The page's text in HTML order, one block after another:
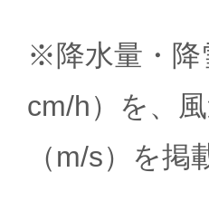
※降水量・降
cm/h）を、
（m/s）を掲